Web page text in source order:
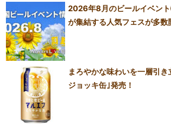
2026年8月のビールイベン
が集結する人気フェスが多数
まろやかな味わいを一層引
ジョッキ缶｣発売！